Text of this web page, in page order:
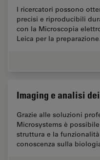
I ricercatori possono
precisi e riproducibili
con la Microscopia
Leica per la
Imaging e analisi
Grazie alle soluzioni
Microsystems è
struttura e la
conoscenza sulla